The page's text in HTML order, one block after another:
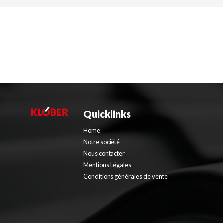
Quicklinks
Home
Notre société
Nous contacter
Mentions Légales
Conditions générales de vente